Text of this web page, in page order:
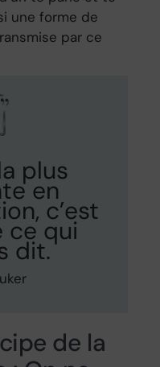
une forme de
par ce
plus
en
c’est
ce qui
dit.
de la